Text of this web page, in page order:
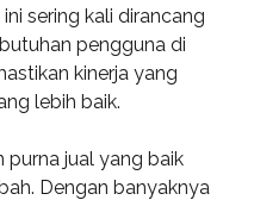
sering kali dirancang
pengguna di
kinerja yang
lebih baik.
purna jual yang baik
Dengan banyaknya